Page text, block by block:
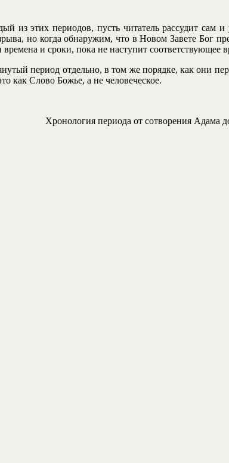
из этих периодов, пусть читатель рассудит
но когда обнаружим, что в Новом Завете Бог
времена и сроки, пока не наступит
период отдельно, в том же порядке, как они
как Слово Божье, а не человеческое.
Хронология периода от сотворения Адама